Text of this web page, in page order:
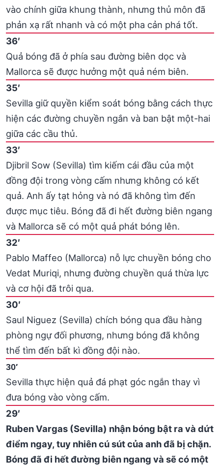
vào chính giữa khung thành, nhưng thủ môn đã
phản xạ rất nhanh và có một pha cản phá tốt.
36′
Quả bóng đã ở phía sau đường biên dọc và
Mallorca sẽ được hưởng một quả ném biên.
35′
Sevilla giữ quyền kiểm soát bóng bằng cách thực
hiện các đường chuyền ngắn và ban bật một-hai
giữa các cầu thủ.
33′
Djibril Sow (Sevilla) tìm kiếm cái đầu của một
đồng đội trong vòng cấm nhưng không có kết
quả. Anh ấy tạt hỏng và nó đã không tìm đến
được mục tiêu. Bóng đã đi hết đường biên ngang
và Mallorca sẽ có một quả phát bóng lên.
32′
Pablo Maffeo (Mallorca) nỗ lực chuyền bóng cho
Vedat Muriqi, nhưng đường chuyền quá thừa lực
và cơ hội đã trôi qua.
30′
Saul Niguez (Sevilla) chích bóng qua đầu hàng
phòng ngự đối phương, nhưng bóng đã không
thể tìm đến bất kì đồng đội nào.
30′
Sevilla thực hiện quả đá phạt góc ngắn thay vì
đưa bóng vào vòng cấm.
29′
Ruben Vargas (Sevilla) nhận bóng bật ra và dứt
điểm ngay, tuy nhiên cú sút của anh đã bị chặn.
Bóng đã đi hết đường biên ngang và sẽ có một